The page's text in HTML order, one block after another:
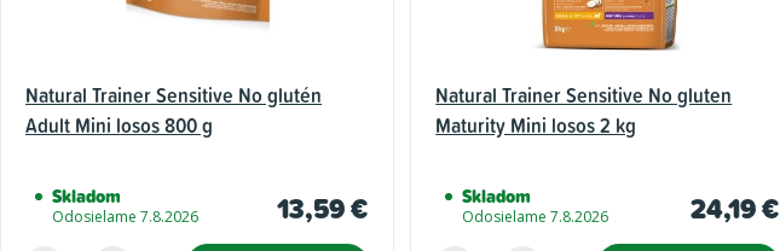
Natural Trainer Sensitive No glutén
Adult Mini losos 800 g
Skladom
Odosielame 7.8.2026 13,59 €
Natural Trainer Sensitive No gluten
Maturity Mini losos 2 kg
Skladom
Odosielame 7.8.2026 24,19 €